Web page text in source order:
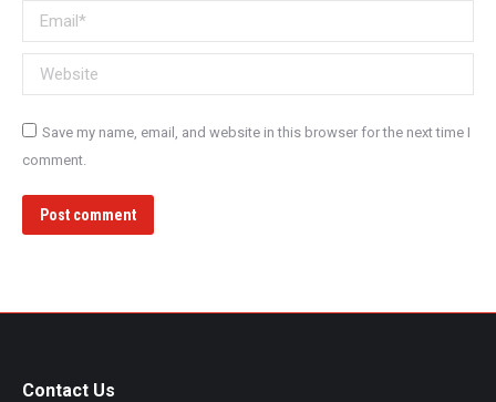
Email *
Website
Save my name, email, and website in this browser for the next time I
comment.
Post comment
Contact Us